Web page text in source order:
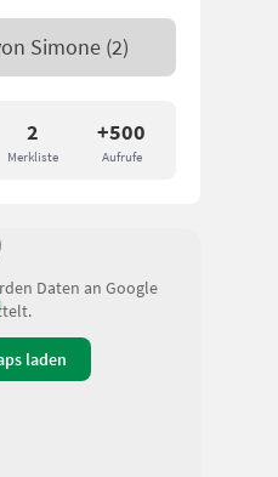
2
Merkliste
+500
Aufrufe
Simone (2)
Daten an Google
laden